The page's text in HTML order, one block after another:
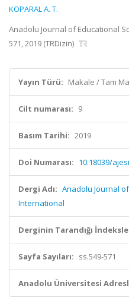
KOPARAL A. T.
Anadolu Journal of Educational
571, 2019 (TRDizin)
Yayın Türü: Makale / Tam
Cilt numarası: 9
Basım Tarihi: 2019
Doi Numarası: 10.18039/
Dergi Adı: Anadolu Journal
International
Derginin Tarandığı
Sayfa Sayıları: ss.549-571
Anadolu Üniversitesi